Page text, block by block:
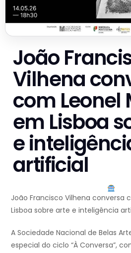
João
Vilhena
com Leonel
em Lisboa
e
artificial
João Francisco Vilhena conversa
Lisboa sobre arte e inteligência
A Sociedade Nacional de Belas
especial do ciclo “À Conversa”,